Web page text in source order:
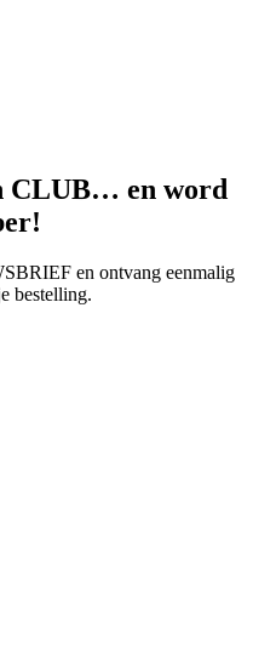
CLUB… en word
en ontvang eenmalig
bestelling.